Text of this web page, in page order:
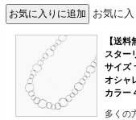
お気に
【送
スター
サイズ
オシャ
カラー
多くの